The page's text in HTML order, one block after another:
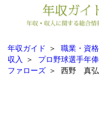
年収ガイド ＞ 職業・資
収入
＞ プロ野球選手年
ファローズ ＞ 西野 真弘